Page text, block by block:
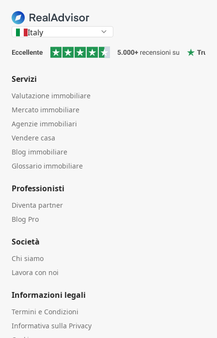
Italy
Servizi
Valutazione immobiliare
Mercato immobiliare
Agenzie immobiliari
Vendere casa
Blog immobiliare
Glossario immobiliare
Professionisti
Diventa partner
Blog Pro
Società
Chi siamo
Lavora con noi
Informazioni legali
Termini e Condizioni
Informativa sulla Privacy